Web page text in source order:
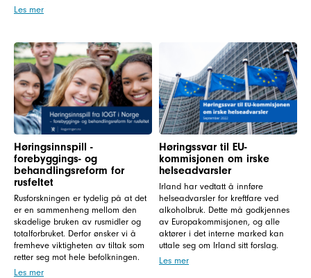
Les mer
Høringsinnspill -
forebyggings- og
behandlingsreform for
rusfeltet
Rusforskningen er tydelig på at det
er en sammenheng mellom den
skadelige bruken av rusmidler og
totalforbruket. Derfor ønsker vi å
fremheve viktigheten av tiltak som
retter seg mot hele befolkningen.
Les mer
Høringssvar til EU-
kommisjonen om irske
helseadvarsler
Irland har vedtatt å innføre
helseadvarsler for kreftfare ved
alkoholbruk. Dette må godkjennes
av Europakommisjonen, og alle
aktører i det interne marked kan
uttale seg om Irland sitt forslag.
Les mer